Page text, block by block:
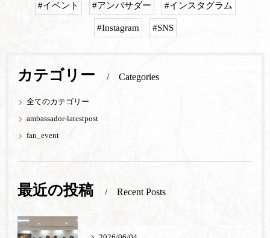
#イベント #アンバサダー #インスタグラム
#Instagram #SNS
カテゴリー Categories
全てのカテゴリー
ambassador-latestpost
fan_event
最近の投稿 Recent Posts